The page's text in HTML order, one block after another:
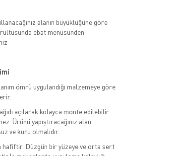
alanın büyüklüğüne göre
ebat menüsünden
ömrü uygulandığı malzemeye göre
açılarak kolayca monte edilebilir.
Ürünü yapıştıracağınız alan
ve kuru olmalıdır.
hafiftir. Düzgün bir yüzeye ve orta sert